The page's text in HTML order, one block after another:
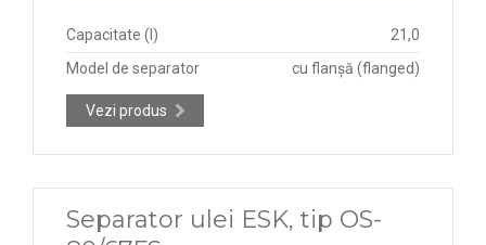
Capacitate (l)
21,0
Model de separator
cu flanșă (flanged)
Vezi produs
Separator ulei ESK, tip OS-